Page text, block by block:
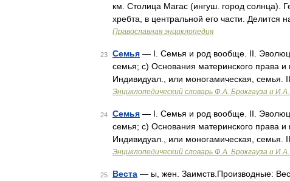
км. Столица Магас (ингуш. город солнца).
хребта, в центральной его части. Делится
Православная энциклопедия
23 Семья — I. Семья и род вообще. II.
семья; c) Основания материнского права
Индивидуал., или моногамическая, семья.
Энциклопедический словарь Ф.А. Брокгауза и
24 Семья — I. Семья и род вообще. II.
семья; c) Основания материнского права
Индивидуал., или моногамическая, семья.
Энциклопедический словарь Ф.А. Брокгауза и
25 Веста — ы, жен. Заимств.Производные: